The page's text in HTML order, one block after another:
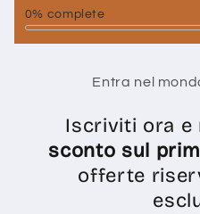
Entra nel
Iscriviti ora e
sconto sul
offerte